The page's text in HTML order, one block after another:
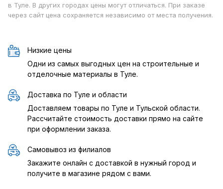
в Туле. В других городах цены могут отличаться. При заказе
через сайт цена сохраняется независимо от места получения.
Низкие цены
Одни из самых выгодных цен на строительные и
отделочные материалы в Туле.
Доставка по Туле и области
Доставляем товары по Туле и Тульской области.
Рассчитайте стоимость доставки прямо на сайте
при оформлении заказа.
Самовывоз из филиалов
Закажите онлайн с доставкой в нужный город и
получите в магазине рядом с вами.